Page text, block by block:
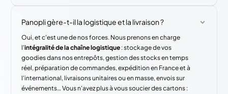
Panopli gère-t-il la logistique et la livraison ?
Oui, et c'est une de nos forces. Nous prenons en charge
l'intégralité de la chaîne logistique : stockage de vos
goodies dans nos entrepôts, gestion des stocks en temps
réel, préparation de commandes, expédition en France et à
l'international, livraisons unitaires ou en masse, envois sur
événements… Vous n'avez plus à vous soucier des cartons :